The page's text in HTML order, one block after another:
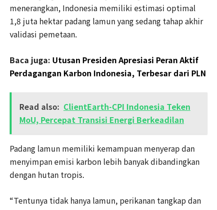
menerangkan, Indonesia memiliki estimasi optimal
1,8 juta hektar padang lamun yang sedang tahap akhir
validasi pemetaan.
Baca juga: Utusan Presiden Apresiasi Peran Aktif
Perdagangan Karbon Indonesia, Terbesar dari PLN
Read also: ClientEarth-CPI Indonesia Teken
MoU, Percepat Transisi Energi Berkeadilan
Padang lamun memiliki kemampuan menyerap dan
menyimpan emisi karbon lebih banyak dibandingkan
dengan hutan tropis.
“Tentunya tidak hanya lamun, perikanan tangkap dan